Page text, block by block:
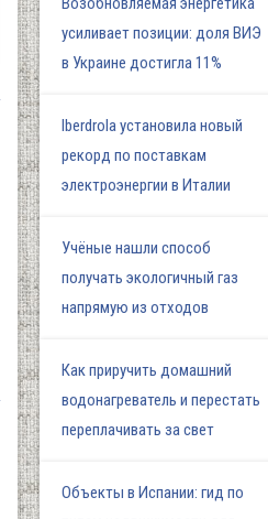
усиливает позиции: доля ВИЭ
в Украине достигла 11%
Iberdrola установила новый
рекорд по поставкам
электроэнергии в Италии
Учёные нашли способ
получать экологичный газ
напрямую из отходов
Как приручить домашний
водонагреватель и перестать
переплачивать за свет
Объекты в Испании: гид по